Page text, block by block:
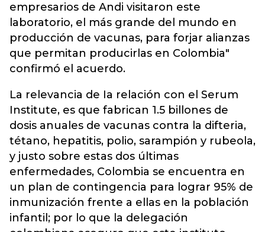
empresarios de Andi visitaron este
laboratorio, el más grande del mundo en
producción de vacunas, para forjar alianzas
que permitan producirlas en Colombia"
confirmó el acuerdo.
La relevancia de Ia relación con el Serum
Institute, es que fabrican 1.5 billones de
dosis anuales de vacunas contra la difteria,
tétano, hepatitis, polio, sarampión y rubeola,
y justo sobre estas dos últimas
enfermedades, Colombia se encuentra en
un plan de contingencia para lograr 95% de
inmunización frente a ellas en la población
infantil; por lo que la delegación